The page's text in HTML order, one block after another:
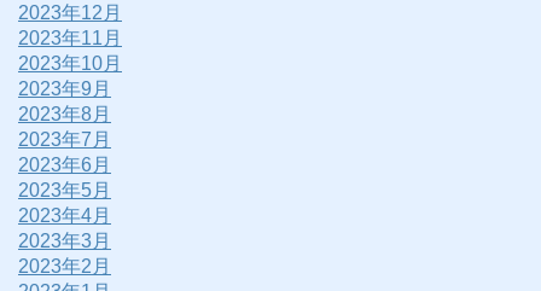
2023年12月
2023年11月
2023年10月
2023年9月
2023年8月
2023年7月
2023年6月
2023年5月
2023年4月
2023年3月
2023年2月